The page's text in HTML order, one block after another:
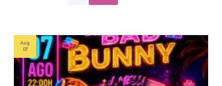
Aug
07